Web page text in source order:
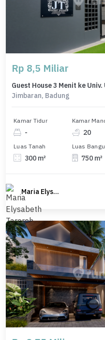
Rp 8,5 Miliar
Guest House 3 Menit ke
Jimbaran, Badung
Kamar Tidur
-
Kamar
20
Luas Tanah
300 m²
Luas
750 m²
Maria Elysabeth Taroreh